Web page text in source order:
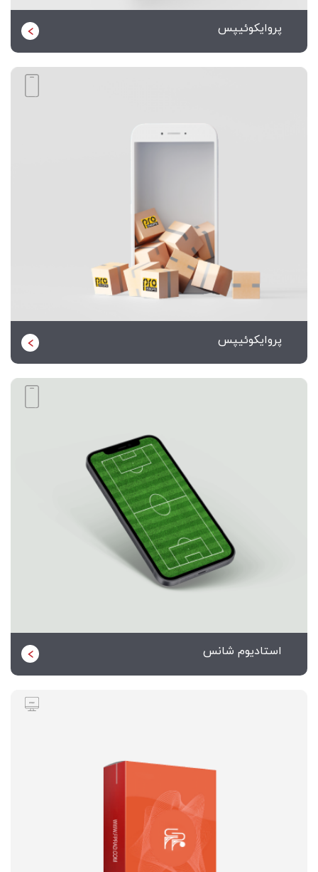
پروایکوئیپس
پروایکوئیپس
استادیوم شانس